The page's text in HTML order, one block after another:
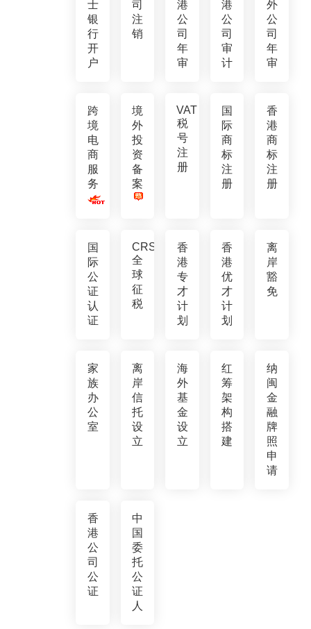
士
银
行
开
户
司
注
销
港
公
司
年
审
港
公
司
审
计
外
公
司
年
审
跨
境
电
商
服
务
境
外
投
资
备
案
VAT
税
号
注
册
国
际
商
标
注
册
香
港
商
标
注
册
国
际
公
证
认
证
CRS
全
球
征
税
香
港
专
才
计
划
香
港
优
才
计
划
离
岸
豁
免
家
族
办
公
室
离
岸
信
托
设
立
海
外
基
金
设
立
红
筹
架
构
搭
建
纳
闽
金
融
牌
照
申
请
香
港
公
司
公
证
中
国
委
托
公
证
人